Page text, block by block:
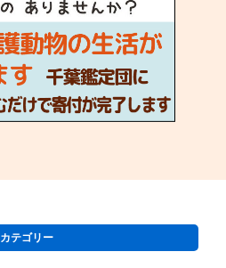
カテゴリー